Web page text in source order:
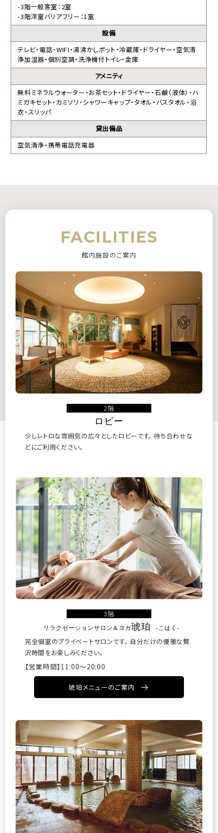
BESTRATE
公式サイトが1番お得
チェックイン
宿泊数
泊
1泊あたり
名 室
検索
宿泊プラン一覧
空室カレンダー
お部屋から選ぶ
予約の変更
キャンセル
ご予約・お問い合わせ
0995-77-2201 （09:00～18:00）
-3階一般客室：2室
-3階洋室バリアフリー：1室
設備
テレビ・電話・WIFI・湯沸かしポット・冷蔵庫・ドライヤー・空気清
浄加湿器・個別空調・洗浄機付トイレ・金庫
アメニティ
無料ミネラルウォーター・お茶セット・ドライヤー・石鹸（液体）・ハ
ミガキセット・カミソリ・シャワーキャップ・タオル・バスタオル・浴
衣・スリッパ
貸出備品
空気清浄・携帯電話充電器
FACILITIES
館内施設のご案内
2階
ロビー
少しレトロな雰囲気の広々としたロビーです。 待ち合わせな
どにご利用ください。
3階
リラクゼーションサロン＆ヨガ琥珀 -こはく-
完全個室のプライベートサロンです。 自分だけの優雅な贅
沢時間をお楽しみください。
【営業時間】11:00～20:00
琥珀メニューのご案内